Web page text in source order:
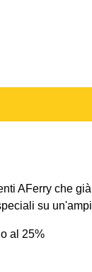
AFerry che
su
al 25%